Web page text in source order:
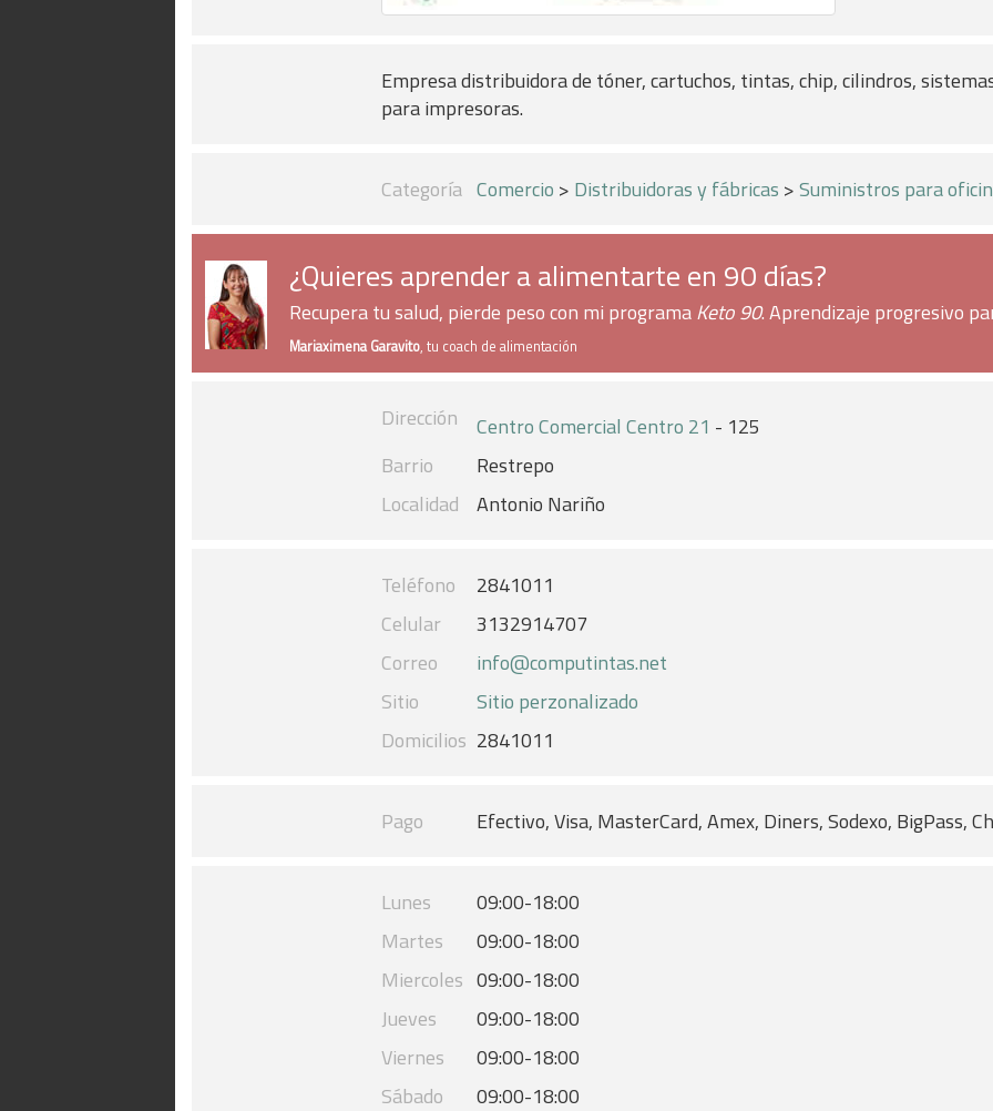
Empresa distribuidora de tóner, cartuchos, tintas, chip, cilindros,
para impresoras.
Categoría Comercio > Distribuidoras y fábricas >Suministros para
¿Quieres aprender a alimentarte en 90 días?
Recupera tu salud, pierde peso con mi programaKeto 90. Aprendizaje progresivo
Mariaximena Garavito, tu coach de alimentación
Dirección Centro Comercial Centro 21 - 125
Barrio
Restrepo
Localidad
Antonio Nariño
Teléfono
2841011
Celular
3132914707
Correo
info@computintas.net
Sitio
Sitio perzonalizado
Domicilios 2841011
Pago Efectivo, Visa, MasterCard, Amex, Diners, Sodexo, BigPass,
Lunes
09:00-18:00
Martes
09:00-18:00
Miercoles 09:00-18:00
Jueves
09:00-18:00
Viernes
09:00-18:00
Sábado
09:00-18:00